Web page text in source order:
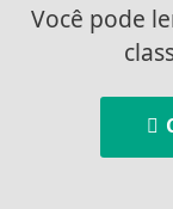
Você pode